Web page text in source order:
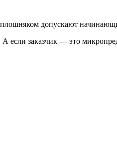
допускают
А если заказчик — это